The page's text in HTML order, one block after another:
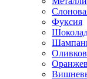
Фуксия